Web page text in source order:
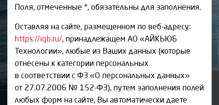
Поля, отмеченные *, обязательны для заполнения.
Оставляя на сайте, размещенном по веб-адресу:
https://iqb.ru/, принадлежащем АО «АЙКЬЮБ
Технологии», любые из Ваших данных (которые
отнесены к категории персональных
в соответствии с ФЗ «О персональных данных»
от 27.07.2006 № 152-ФЗ), путем заполнения полей
любых форм на сайте, Вы автоматически даете